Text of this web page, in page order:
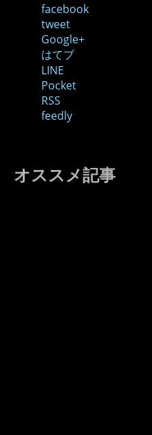
facebook
tweet
Google+
はてブ
LINE
Pocket
RSS
feedly
オススメ記事